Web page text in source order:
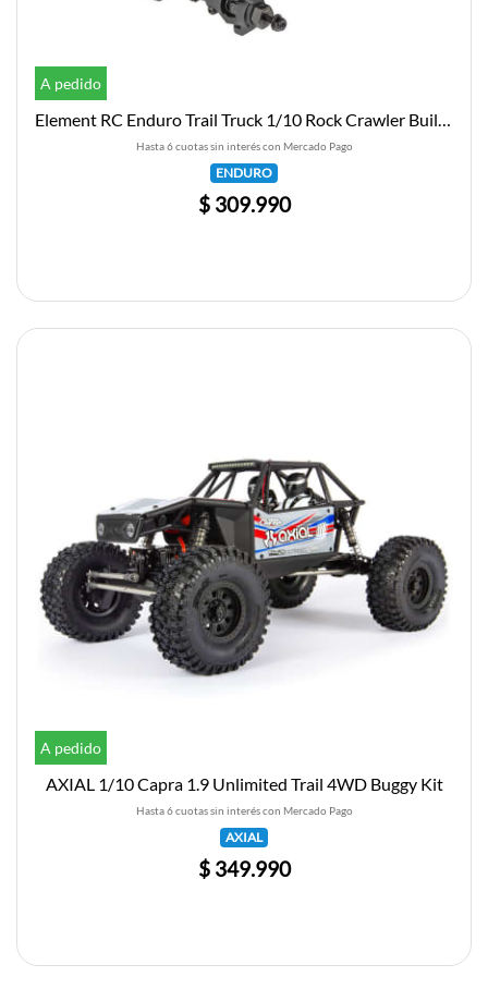
A pedido
Hasta 6 cuotas sin interés con Mercado Pago
ENDURO
$ 309.990
A pedido
AXIAL 1/10 Capra 1.9 Unlimited Trail 4WD Buggy Kit
Hasta 6 cuotas sin interés con Mercado Pago
AXIAL
$ 349.990